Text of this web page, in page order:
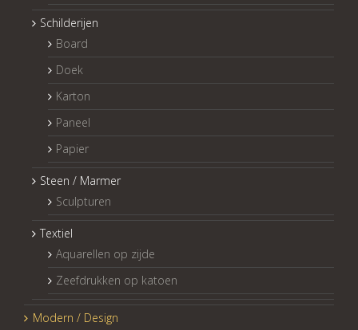
Schilderijen
Board
Doek
Karton
Paneel
Papier
Steen / Marmer
Sculpturen
Textiel
Aquarellen op zijde
Zeefdrukken op katoen
Modern / Design